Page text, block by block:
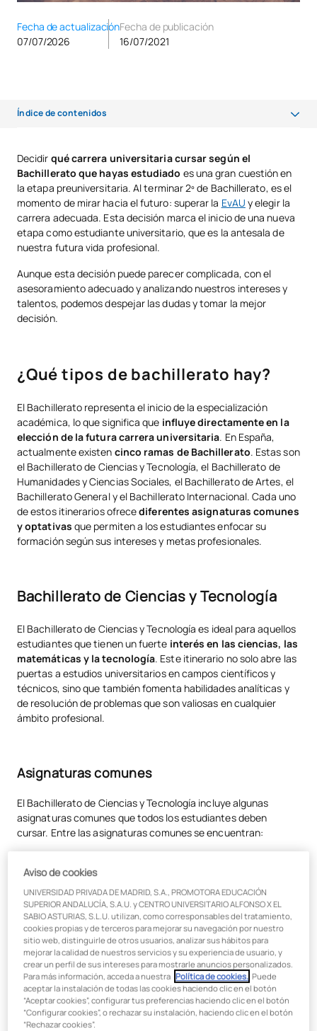
Fecha de actualización
07/07/2026
Fecha de publicación
16/07/2021
Índice de contenidos
¿Qué salidas tiene cada tipo de bachillerato?
Dudas frecuentes sobre tipos de Bachillerato
Decidir qué carrera universitaria cursar según el
Bachillerato que hayas estudiado es una gran cuestión en
la etapa preuniversitaria. Al terminar 2º de Bachillerato, es el
momento de mirar hacia el futuro: superar la EvAU y elegir la
carrera adecuada. Esta decisión marca el inicio de una nueva
etapa como estudiante universitario, que es la antesala de
nuestra futura vida profesional.
Aunque esta decisión puede parecer complicada, con el
asesoramiento adecuado y analizando nuestros intereses y
talentos, podemos despejar las dudas y tomar la mejor
decisión.
¿Qué tipos de bachillerato hay?
El Bachillerato representa el inicio de la especialización
académica, lo que significa que influye directamente en la
elección de la futura carrera universitaria. En España,
actualmente existen cinco ramas de Bachillerato. Estas son
el Bachillerato de Ciencias y Tecnología, el Bachillerato de
Humanidades y Ciencias Sociales, el Bachillerato de Artes, el
Bachillerato General y el Bachillerato Internacional. Cada uno
de estos itinerarios ofrecediferentes asignaturas comunes
y optativas que permiten a los estudiantes enfocar su
formación según sus intereses y metas profesionales.
Bachillerato de Ciencias y Tecnología
El Bachillerato de Ciencias y Tecnología es ideal para aquellos
estudiantes que tienen un fuerte interés en las ciencias, las
matemáticas y la tecnología. Este itinerario no solo abre las
puertas a estudios universitarios en campos científicos y
técnicos, sino que también fomenta habilidades analíticas y
de resolución de problemas que son valiosas en cualquier
ámbito profesional.
Asignaturas comunes
El Bachillerato de Ciencias y Tecnología incluye algunas
asignaturas comunes que todos los estudiantes deben
cursar. Entre las asignaturas comunes se encuentran:
Lengua extranjera (inglés)
Filosofía
Historia de España
Asignaturas específicas
Las asignaturas específicas de este plan de estudios están
diseñadas para proporcionar una sólida base en ciencias y
Aviso de cookies
UNIVERSIDAD PRIVADA DE MADRID, S.A., PROMOTORA EDUCACIÓN
SUPERIOR ANDALUCÍA, S.A.U. y CENTRO UNIVERSITARIO ALFONSO X EL
SABIO ASTURIAS, S.L.U. utilizan, como corresponsables del tratamiento,
cookies propias y de terceros para mejorar su navegación por nuestro
sitio web, distinguirle de otros usuarios, analizar sus hábitos para
mejorar la calidad de nuestros servicios y su experiencia de usuario, y
crear un perfil de sus intereses para mostrarle anuncios personalizados.
Para más información, acceda a nuestra Política de cookies. . Puede
aceptar la instalación de todas las cookies haciendo clic en el botón
“Aceptar cookies”, configurar tus preferencias haciendo clic en el botón
“Configurar cookies”, o rechazar su instalación, haciendo clic en el botón
“Rechazar cookies”.